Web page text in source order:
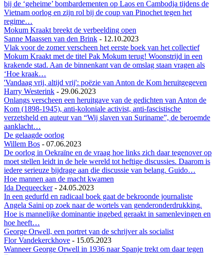
bij de ‘geheime’ bombardementen op Laos en Cambodja tijdens de
Vietnam oorlog en zijn rol bij de coup van Pinochet tegen het
regime…
Mokum Kraakt breekt de verbeelding open
Sanne Maassen van den Brink - 12.10.2023
Vlak voor de zomer verscheen het eerste boek van het collectief
Mokum Kraakt met de titel Pak Mokum terug! Woonstrijd in een
krakende stad. Aan de binnenkant van de omslag staan vragen als
‘Hoe kraak…
'Vandaag vrij, altijd vrij': poëzie van Anton de Kom heruitgegeven
Harry Westerink - 29.06.2023
Onlangs verscheen een heruitgave van de gedichten van Anton de
Kom (1898-1945), anti-koloniale activist, anti-fascistische
verzetsheld en auteur van “Wij slaven van Suriname”, de beroemde
aanklacht…
De gelaagde oorlog
Willem Bos - 07.06.2023
De oorlog in Oekraïne en de vraag hoe links zich daar tegenover op
moet stellen leidt in de hele wereld tot heftige discussies. Daarom is
iedere serieuze bijdrage aan die discussie van belang. Guido…
Hoe mannen aan de macht kwamen
Ida Dequeecker- 24.05.2023
In een gedurfd en radicaal boek gaat de bekroonde journaliste
Angela Saini op zoek naar de wortels van genderonderdrukking.
Hoe is mannelijke dominantie ingebed geraakt in samenlevingen en
hoe heeft…
George Orwell, een portret van de schrijver als socialist
Flor Vandekerckhove - 15.05.2023
Wanneer George Orwell in 1936 naar Spanje trekt om daar tegen